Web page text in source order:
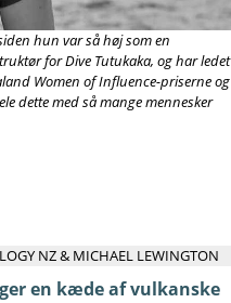
hun var så høj som en
for Dive Tutukaka, og har ledet
Women of Influence-priserne og
dette med så mange mennesker
NZ & MICHAEL LEWINGTON
en kæde af vulkanske